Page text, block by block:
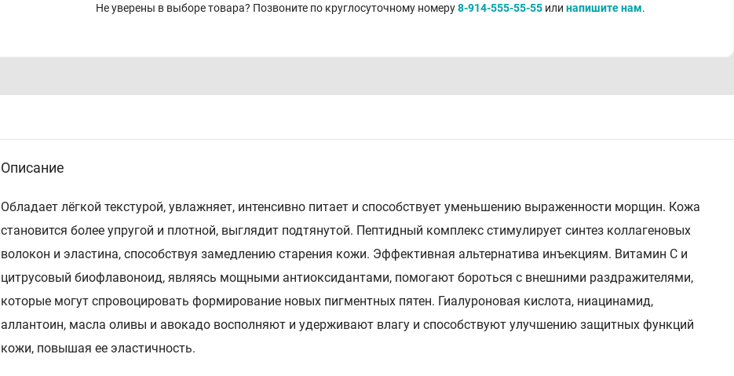
Не уверены в выборе товара? Позвоните по круглосуточному номеру8-914-555-55-55 или напишите нам.
Описание
Обладает лёгкой текстурой, увлажняет, интенсивно питает и способствует уменьшению выраженности морщин. Кожа
становится более упругой и плотной, выглядит подтянутой. Пептидный комплекс стимулирует синтез коллагеновых
волокон и эластина, способствуя замедлению старения кожи. Эффективная альтернатива инъекциям. Витамин С и
цитрусовый биофлавоноид, являясь мощными антиоксидантами, помогают бороться с внешними раздражителями,
которые могут спровоцировать формирование новых пигментных пятен. Гиалуроновая кислота, ниацинамид,
аллантоин, масла оливы и авокадо восполняют и удерживают влагу и способствуют улучшению защитных функций
кожи, повышая ее эластичность.